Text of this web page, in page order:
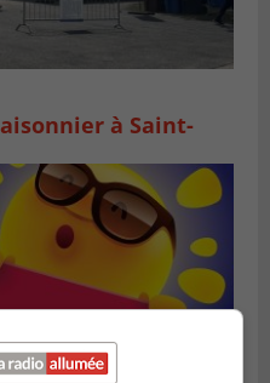
à Saint-